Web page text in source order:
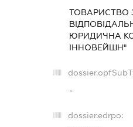
ЮРИДИЧНА
ІННОВЕЙШН"
-
dossier.edrpo: